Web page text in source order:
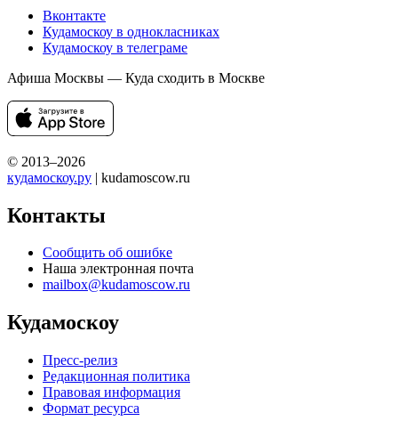
Вконтакте
Кудамоскоу в однокласниках
Кудамоскоу в телеграме
Афиша Москвы — Куда сходить в Москве
© 2013–2026
кудамоскоу.ру | kudamoscow.ru
Контакты
Сообщить об ошибке
Наша электронная почта
mailbox@kudamoscow.ru
Кудамоскоу
Пресс-релиз
Редакционная политика
Правовая информация
Формат ресурса